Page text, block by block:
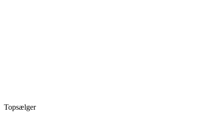
Topsælger